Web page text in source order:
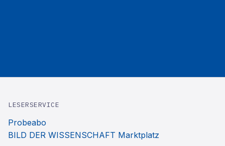
LESERSERVICE
Probeabo
BILD DER WISSENSCHAFT Marktplatz